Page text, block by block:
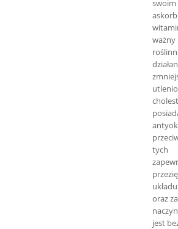
tych
oraz
jest